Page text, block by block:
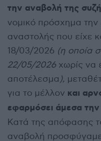
την αναβολή της
νομικό πρόσχημα την
αναστολής που είχε
18/03/2026 (η οποία
22/05/2026 χωρίς να
αποτέλεσμα),
για το μέλλον και
εφαρμόσει άμεσα
Κατά της απόφασης
αναβολή